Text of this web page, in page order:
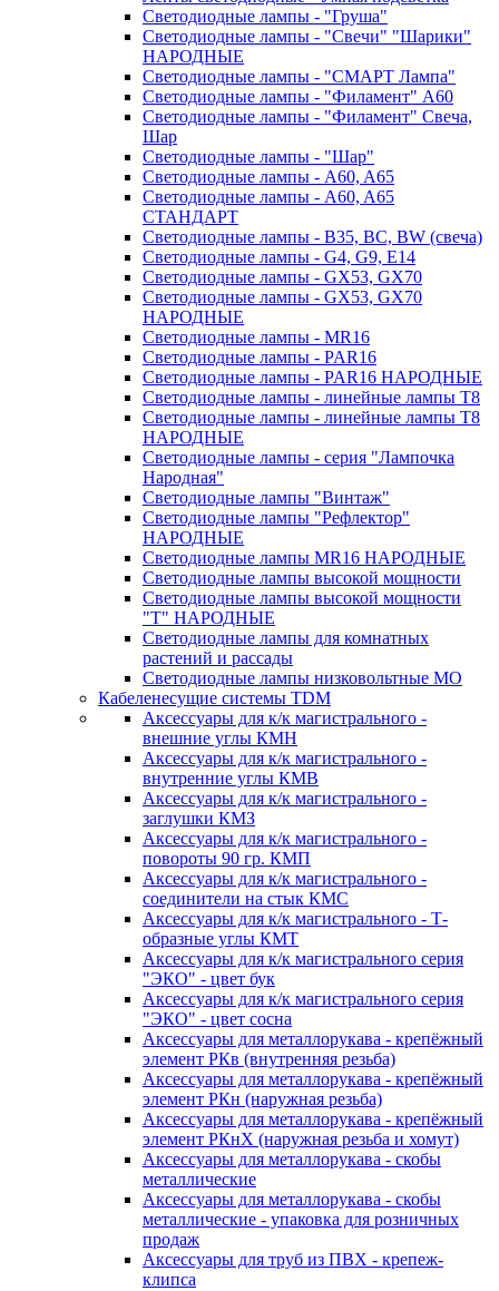
Светодиодные лампы - "Груша"
Светодиодные лампы - "Свечи" "Шарики"
НАРОДНЫЕ
Светодиодные лампы - "СМАРТ Лампа"
Светодиодные лампы - "Филамент" A60
Светодиодные лампы - "Филамент" Свеча,
Шар
Светодиодные лампы - "Шар"
Светодиодные лампы - A60, A65
Светодиодные лампы - A60, A65
СТАНДАРТ
Светодиодные лампы - B35, BC, BW (свеча)
Светодиодные лампы - G4, G9, Е14
Светодиодные лампы - GX53, GX70
Светодиодные лампы - GX53, GX70
НАРОДНЫЕ
Светодиодные лампы - MR16
Светодиодные лампы - PAR16
Светодиодные лампы - PAR16 НАРОДНЫЕ
Светодиодные лампы - линейные лампы T8
Светодиодные лампы - линейные лампы T8
НАРОДНЫЕ
Светодиодные лампы - серия "Лампочка
Народная"
Светодиодные лампы "Винтаж"
Светодиодные лампы "Рефлектор"
НАРОДНЫЕ
Светодиодные лампы MR16 НАРОДНЫЕ
Светодиодные лампы высокой мощности
Светодиодные лампы высокой мощности
"Т" НАРОДНЫЕ
Светодиодные лампы для комнатных
растений и рассады
Светодиодные лампы низковольтные МО
Кабеленесущие системы TDM
Аксессуары для к/к магистрального -
внешние углы КМН
Аксессуары для к/к магистрального -
внутренние углы КМВ
Аксессуары для к/к магистрального -
заглушки КМЗ
Аксессуары для к/к магистрального -
повороты 90 гр. КМП
Аксессуары для к/к магистрального -
соединители на стык КМС
Аксессуары для к/к магистрального - Т-
образные углы КМТ
Аксессуары для к/к магистрального серия
"ЭКО" - цвет бук
Аксессуары для к/к магистрального серия
"ЭКО" - цвет сосна
Аксессуары для металлорукава - крепёжный
элемент РКв (внутренняя резьба)
Аксессуары для металлорукава - крепёжный
элемент РКн (наружная резьба)
Аксессуары для металлорукава - крепёжный
элемент РКнХ (наружная резьба и хомут)
Аксессуары для металлорукава - скобы
металлические
Аксессуары для металлорукава - скобы
металлические - упаковка для розничных
продаж
Аксессуары для труб из ПВХ - крепеж-
клипса